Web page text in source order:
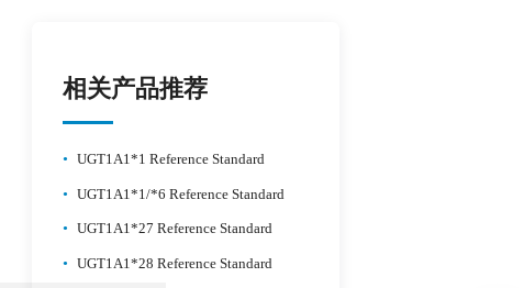
相关产品推荐
• UGT1A1*1 Reference Standard
• UGT1A1*1/*6 Reference Standard
• UGT1A1*27 Reference Standard
• UGT1A1*28 Reference Standard